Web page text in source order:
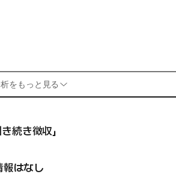
をもっと見る
続き徴収」
報はなし